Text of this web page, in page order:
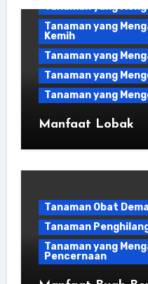
Tanaman yang
Tanaman yang
Kemih
Tanaman yang
Tanaman yang
Tanaman yang
Manfaat Lobak
Tanaman Obat
Tanaman
Tanaman yang
Pencernaan